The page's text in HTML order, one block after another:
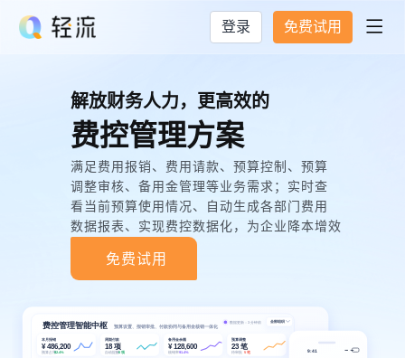
登录 免费试用 
解放财务人力，更高效的
费控管理方案
满足费用报销、费用请款、预算控制、预算
调整审核、备用金管理等业务需求；实时查
看当前预算使用情况、自动生成各部门费用
数据报表、实现费控数据化，为企业降本增效
免费试用